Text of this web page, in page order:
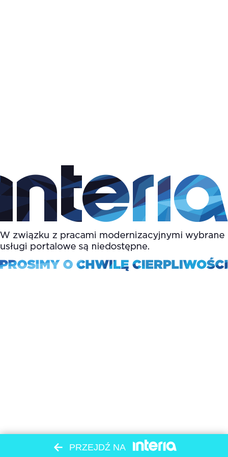
PRZEJDŹ NA